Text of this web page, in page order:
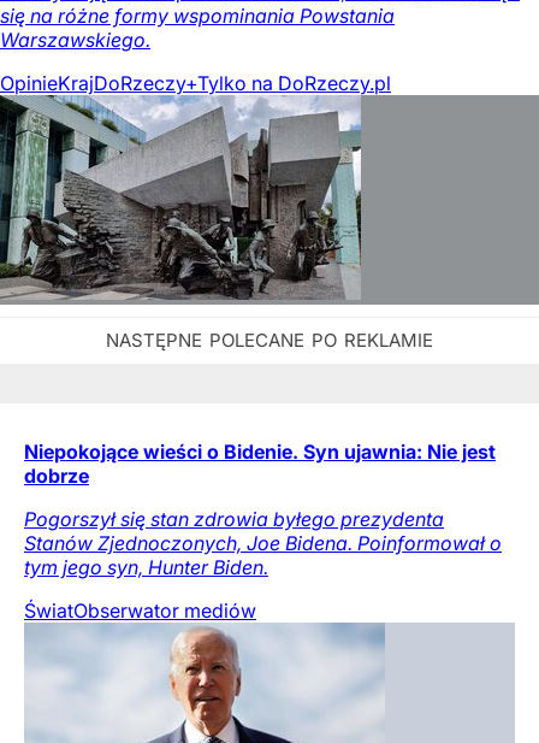
się na różne formy wspominania Powstania
Warszawskiego.
OpinieKrajDoRzeczy+Tylko na DoRzeczy.pl
Niepokojące wieści o Bidenie. Syn ujawnia: Nie jest
dobrze
Pogorszył się stan zdrowia byłego prezydenta
Stanów Zjednoczonych, Joe Bidena. Poinformował o
tym jego syn, Hunter Biden.
ŚwiatObserwator mediów